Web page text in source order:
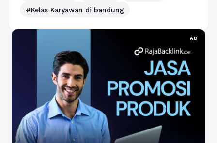
#Kelas Karyawan di bandung
AD